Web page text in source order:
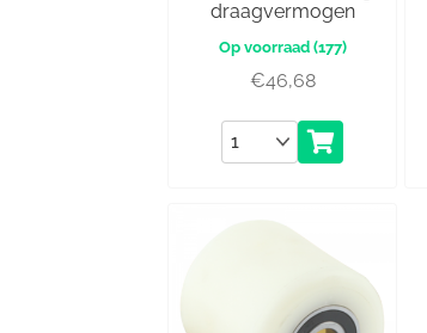
draagvermogen
(177)
€46,68
Aantal